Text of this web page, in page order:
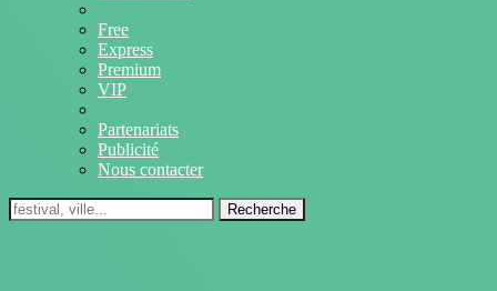
Free
Express
Premium
VIP
Partenariats
Publicité
Nous contacter
Recherche